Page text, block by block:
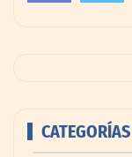
CATEGORÍAS